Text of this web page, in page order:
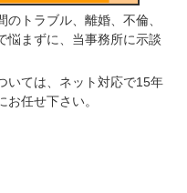
トラブル、離婚、不倫、
悩まずに、当事務所に示談
いては、ネット対応で15年
任せ下さい。